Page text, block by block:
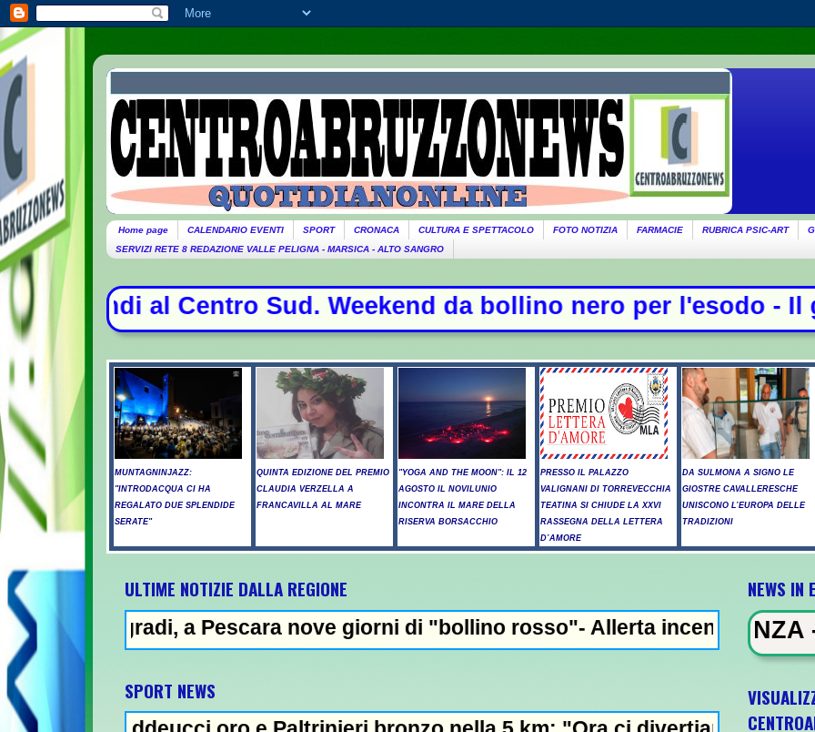
Home page CALENDARIO EVENTI SPORT CRONACA CULTURA E SPETTACOLO FOTO NOTIZIA FARMACIE RUBRICA PSIC-ART
SERVIZI RETE 8 REDAZIONE VALLE PELIGNA - MARSICA - ALTO SANGRO
Weekend da bollino nero per l'esodo - Il governo
MUNTAGNINJAZZ:
"INTRODACQUA CI HA
REGALATO DUE SPLENDIDE
SERATE"
QUINTA EDIZIONE DEL PREMIO
CLAUDIA VERZELLA A
FRANCAVILLA AL MARE
"YOGA AND THE MOON": IL 12
AGOSTO IL NOVILUNIO
INCONTRA IL MARE DELLA
RISERVA BORSACCHIO
PRESSO IL PALAZZO
VALIGNANI DI TORREVECCHIA
TEATINA SI CHIUDE LA XXVI
RASSEGNA DELLA LETTERA
D’AMORE
DA SULMONA A SIGNO LE
GIOSTRE CAVALLERESCHE
UNISCONO L’EUROPA DELLE
TRADIZIONI
ULTIME NOTIZIE DALLA REGIONE
a Pescara nove giorni di "bollino rosso"- Allerta incendi in Abruzzo,
SPORT NEWS
NEWS IN
NEWS IN EVIDENZA - Raid russi